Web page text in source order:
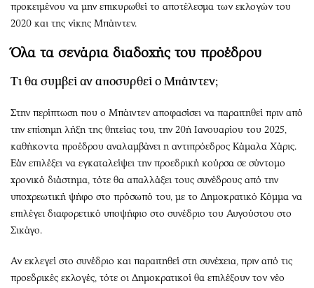
προκειμένου να μην επικυρωθεί το αποτέλεσμα των εκλογών του
2020 και της νίκης Μπάιντεν.
Όλα τα σενάρια διαδοχής του προέδρου
Τι θα συμβεί αν αποσυρθεί ο Μπάιντεν;
Στην περίπτωση που ο Μπάιντεν αποφασίσει να παραιτηθεί πριν από
την επίσημη λήξη της θητείας του, την 20ή Ιανουαρίου του 2025,
καθήκοντα προέδρου αναλαμβάνει η αντιπρόεδρος Κάμαλα Χάρις.
Εάν επιλέξει να εγκαταλείψει την προεδρική κούρσα σε σύντομο
χρονικό διάστημα, τότε θα απαλλάξει τους συνέδρους από την
υποχρεωτική ψήφο στο πρόσωπό του, με το Δημοκρατικό Κόμμα να
επιλέγει διαφορετικό υποψήφιο στο συνέδριο του Αυγούστου στο
Σικάγο.
Αν εκλεγεί στο συνέδριο και παραιτηθεί στη συνέχεια, πριν από τις
προεδρικές εκλογές, τότε οι Δημοκρατικοί θα επιλέξουν τον νέο